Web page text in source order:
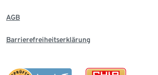
AGB
Barrierefreiheitserklärung